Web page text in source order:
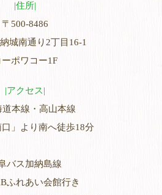
住所
〒500-8486
城南通り2丁目16-1
ーポワコー1F
アクセス
道本線・高山本線
口」より南へ徒歩18分
バス加納島線
ふれあい会館行き